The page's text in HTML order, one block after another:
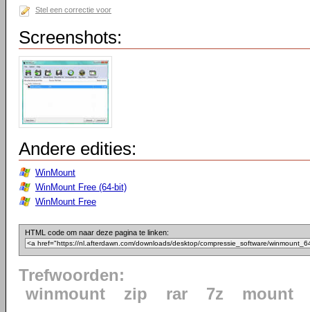
Stel een correctie voor
Screenshots:
Andere edities:
WinMount
WinMount Free (64-bit)
WinMount Free
HTML code om naar deze pagina te linken:
Trefwoorden:
winmount
zip rar 7z mount